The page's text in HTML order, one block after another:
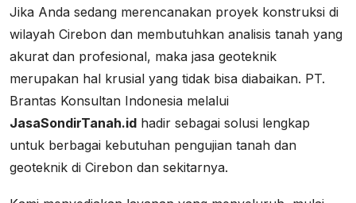
Jika Anda sedang merencanakan proyek konstruksi di
wilayah Cirebon dan membutuhkan analisis tanah yang
akurat dan profesional, maka jasa geoteknik
merupakan hal krusial yang tidak bisa diabaikan. PT.
Brantas Konsultan Indonesia melalui
JasaSondirTanah.id hadir sebagai solusi lengkap
untuk berbagai kebutuhan pengujian tanah dan
geoteknik di Cirebon dan sekitarnya.